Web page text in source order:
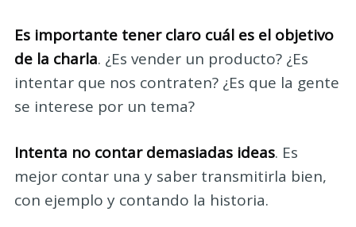
Es importante tener claro cuál es el objetivo
de la charla. ¿Es vender un producto? ¿Es
intentar que nos contraten? ¿Es que la gente
se interese por un tema?
Intenta no contar demasiadas ideas. Es
mejor contar una y saber transmitirla bien,
con ejemplo y contando la historia.